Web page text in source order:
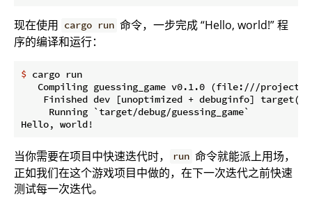
现在使用 cargo run 命令，一步完成 “Hello, world!” 程
序的编译和运行：
$ cargo run
Compiling guessing_game v0.1.0 (file:///
Finished dev [unoptimized + debuginfo]
     Running `target/debug/guessing_game`
当你需要在项目中快速迭代时， run 命令就能派上用场，
正如我们在这个游戏项目中做的，在下一次迭代之前快速
测试每一次迭代。